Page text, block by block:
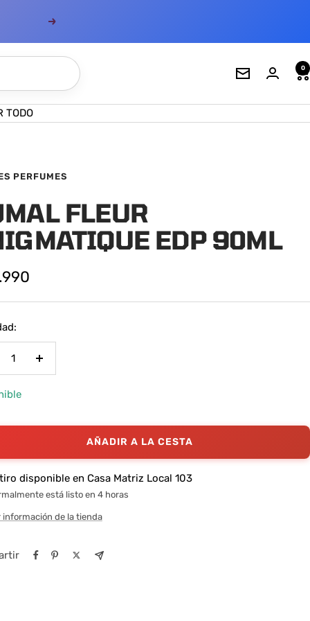
Siguiente
Boletín
0
TODO
PERFUMES
FLEUR
EDP 90ML
Aumentar
AÑADIR A LA CESTA
disponible en Casa Matriz Local 103
está listo en 4 horas
información de la tienda